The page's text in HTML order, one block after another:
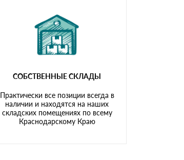
СОБСТВЕННЫЕ СКЛАДЫ
Практически все позиции всегда в
наличии и находятся на наших
складских помещениях по всему
Краснодарскому Краю